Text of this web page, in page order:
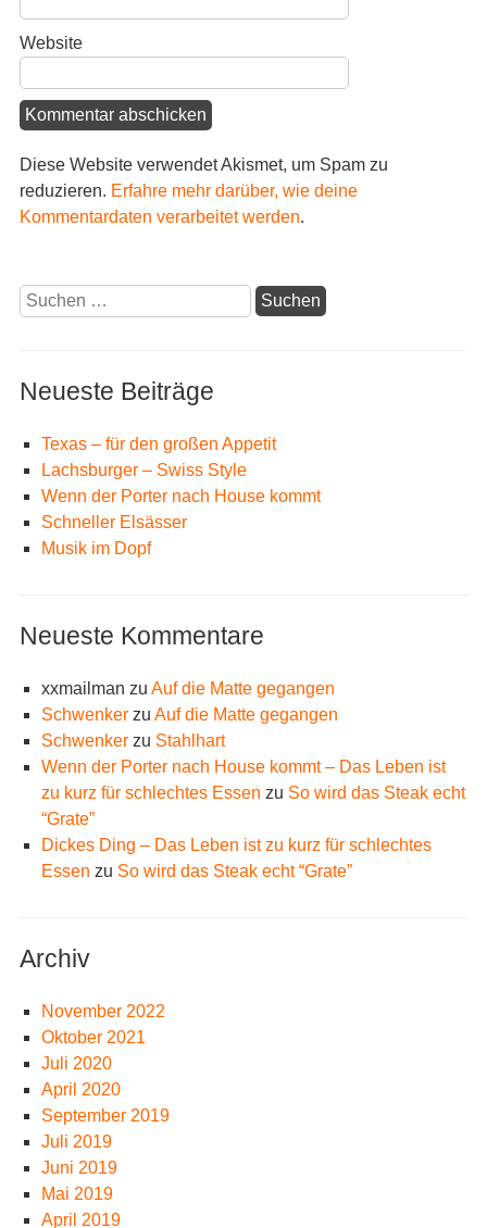
Website
Diese Website verwendet Akismet, um Spam zu
reduzieren. Erfahre mehr darüber, wie deine
Kommentardaten verarbeitet werden.
Suchen
nach:
Neueste Beiträge
Texas – für den großen Appetit
Lachsburger – Swiss Style
Wenn der Porter nach House kommt
Schneller Elsässer
Musik im Dopf
Neueste Kommentare
xxmailman zu Auf die Matte gegangen
Schwenkerzu Auf die Matte gegangen
Schwenkerzu Stahlhart
Wenn der Porter nach House kommt – Das Leben ist
zu kurz für schlechtes Essen zu So wird das Steak echt
“Grate”
Dickes Ding – Das Leben ist zu kurz für schlechtes
Essen zu So wird das Steak echt “Grate”
Archiv
November 2022
Oktober 2021
Juli 2020
April 2020
September 2019
Juli 2019
Juni 2019
Mai 2019
April 2019